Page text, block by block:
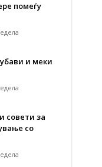
помеѓу
и меки
совети за
со